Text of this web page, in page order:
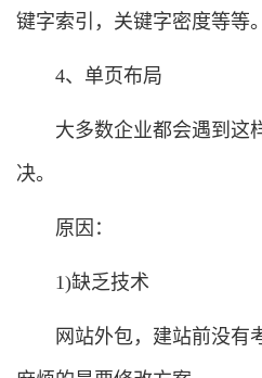
键字索引，关键字密度等等。
4、单页布局
大多数企业都会遇到这
决。
原因：
1)缺乏技术
网站外包，建站前没有